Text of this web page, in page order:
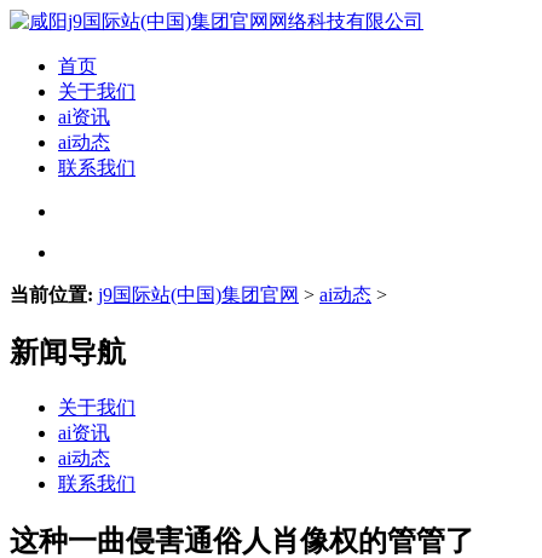
首页
关于我们
ai资讯
ai动态
联系我们
当前位置: j9国际站(中国)集团官网 > ai动态 >
新闻导航
关于我们
ai资讯
ai动态
联系我们
这种一曲侵害通俗人肖像权的管管了